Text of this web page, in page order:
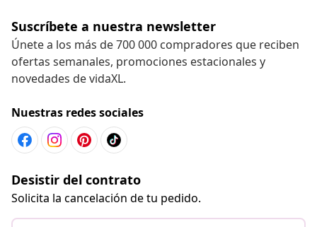
Suscríbete a nuestra newsletter
Únete a los más de 700 000 compradores que reciben
ofertas semanales, promociones estacionales y
novedades de vidaXL.
Nuestras redes sociales
Desistir del contrato
Solicita la cancelación de tu pedido.